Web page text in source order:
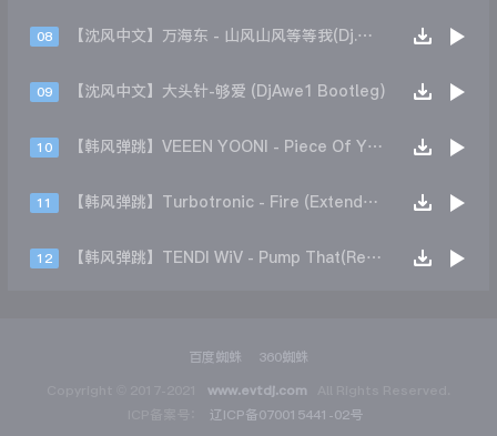
08 【沈风中文】万海东 - 山风山风等等我(Dj.阿洋 Extended Mix)
09 【沈风中文】大头针-够爱 (DjAwe1 Bootleg)
10 【韩风弹跳】VEEEN YOONI - Piece Of Your Heart (Remix)
11 【韩风弹跳】Turbotronic - Fire (Extended Mix)
12 【韩风弹跳】TENDI WiV - Pump That(Remix)
百度蜘蛛 360蜘蛛
www.evtdj.com
辽ICP备070015441-02号